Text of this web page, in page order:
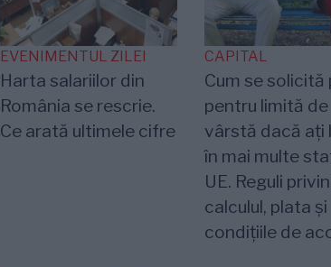
EVENIMENTUL ZILEI
Harta salariilor din
România se rescrie.
Ce arată ultimele cifre
CAPITAL
Cum se solicită
pentru limită de
vârstă dacă ați
în mai multe
UE. Reguli
calculul, plata și
condițiile de